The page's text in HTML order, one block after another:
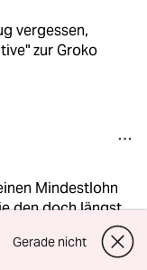
vergessen,
zur Groko
Mindestlohn
den doch längst
linken Mehrheit im
Wer soll ihr
Gerade nicht